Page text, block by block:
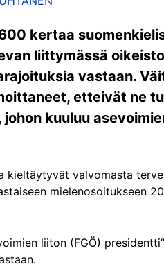
kertaa
liittymässä
vastaan.
etteivät ne
kuuluu
kieltäytyvät valvomasta
mielenosoitukseen
liiton (FGÖ)